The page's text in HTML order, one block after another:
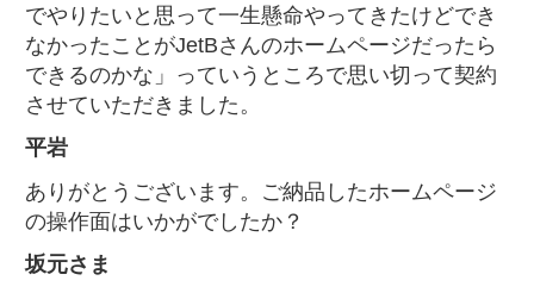
でやりたいと思って一生懸命やってきたけどでき
なかったことがJetBさんのホームページだったら
できるのかな」っていうところで思い切って契約
させていただきました。
平岩
ありがとうございます。ご納品したホームページ
の操作面はいかがでしたか？
坂元さま